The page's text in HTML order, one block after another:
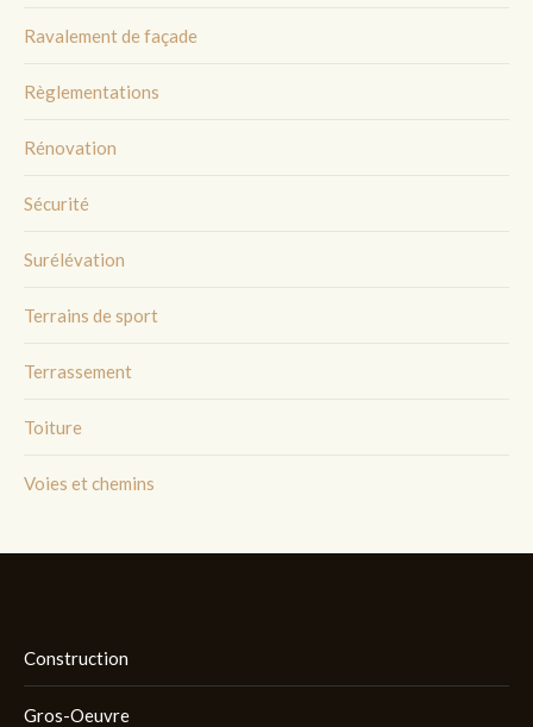
Ravalement de façade
Règlementations
Rénovation
Sécurité
Surélévation
Terrains de sport
Terrassement
Toiture
Voies et chemins
Construction
Gros-Oeuvre